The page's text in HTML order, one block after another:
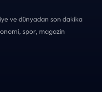
ve dünyadan son dakika
spor, magazin